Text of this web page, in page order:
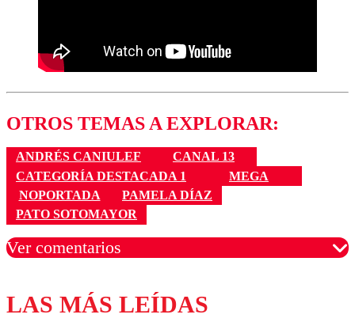
OTROS TEMAS A EXPLORAR:
ANDRÉS CANIULEF
CANAL 13
CATEGORÍA DESTACADA 1
MEGA
NOPORTADA
PAMELA DÍAZ
PATO SOTOMAYOR
Ver comentarios
Los comentarios son moderados para garantizar un
diálogo respetuoso.
LAS MÁS LEÍDAS